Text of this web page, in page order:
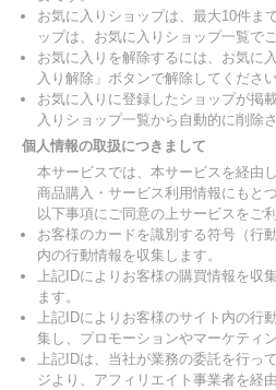
お気に入りショップは、最大10件ま
ップは、お気に入りショップ一覧で
お気に入りを解除するには、お気に
入り解除」ボタンで解除してください
お気に入りに登録したショップが掲
入りショップ一覧から自動的に削除さ
個人情報の取扱につきまして
本サービスでは、本サービスを経由
商品購入・サービス利用情報にもと
以下事項にご同意の上サービスをご
お客様のカードを識別する符号（行
内の行動情報を収集します。
上記IDによりお客様の購買情報を収
ます。
上記IDによりお客様のサイト内の行
集し、プロモーションやマーケティ
上記IDは、当社が業務の委託を行っ
ジより、アフィリエイト事業者を経